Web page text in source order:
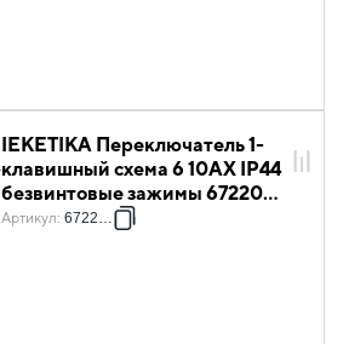
IEKETIKA Переключатель 1-
клавишный схема 6 10АХ IP44
безвинтовые зажимы 6722071
белый IEK
Артикул: 6722071